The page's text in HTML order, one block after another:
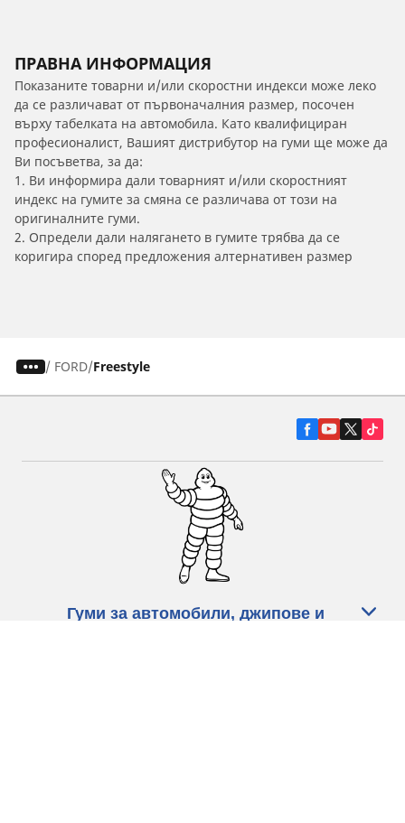
ПРАВНА ИНФОРМАЦИЯ
Показаните товарни и/или скоростни индекси може леко
да се различават от първоначалния размер, посочен
върху табелката на автомобила. Като квалифициран
професионалист, Вашият дистрибутор на гуми ще може да
Ви посъветва, за да:
1. Ви информира дали товарният и/или скоростният
индекс на гумите за смяна се различава от този на
оригиналните гуми.
2. Определи дали налягането в гумите трябва да се
коригира според предложения алтернативен размер
/ FORD Freestyle
Гуми за автомобили, джипове и